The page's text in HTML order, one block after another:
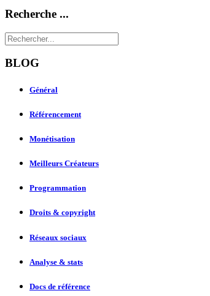
Recherche ...
BLOG
Général
Référencement
Monétisation
Meilleurs Créateurs
Programmation
Droits & copyright
Réseaux sociaux
Analyse & stats
Docs de référence